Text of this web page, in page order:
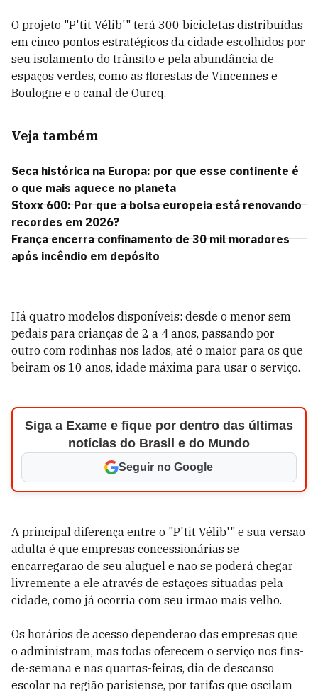
O projeto "P'tit Vélib'" terá 300 bicicletas distribuídas
em cinco pontos estratégicos da cidade escolhidos por
seu isolamento do trânsito e pela abundância de
espaços verdes, como as florestas de Vincennes e
Boulogne e o canal de Ourcq.
Veja também
Seca histórica na Europa: por que esse continente é
o que mais aquece no planeta
Stoxx 600: Por que a bolsa europeia está renovando
recordes em 2026?
França encerra confinamento de 30 mil moradores
após incêndio em depósito
Há quatro modelos disponíveis: desde o menor sem
pedais para crianças de 2 a 4 anos, passando por
outro com rodinhas nos lados, até o maior para os que
beiram os 10 anos, idade máxima para usar o serviço.
Siga a Exame e fique por dentro das últimas
notícias do Brasil e do Mundo
Seguir no Google
A principal diferença entre o "P'tit Vélib'" e sua versão
adulta é que empresas concessionárias se
encarregarão de seu aluguel e não se poderá chegar
livremente a ele através de estações situadas pela
cidade, como já ocorria com seu irmão mais velho.
Os horários de acesso dependerão das empresas que
o administram, mas todas oferecem o serviço nos fins-
de-semana e nas quartas-feiras, dia de descanso
escolar na região parisiense, por tarifas que oscilam